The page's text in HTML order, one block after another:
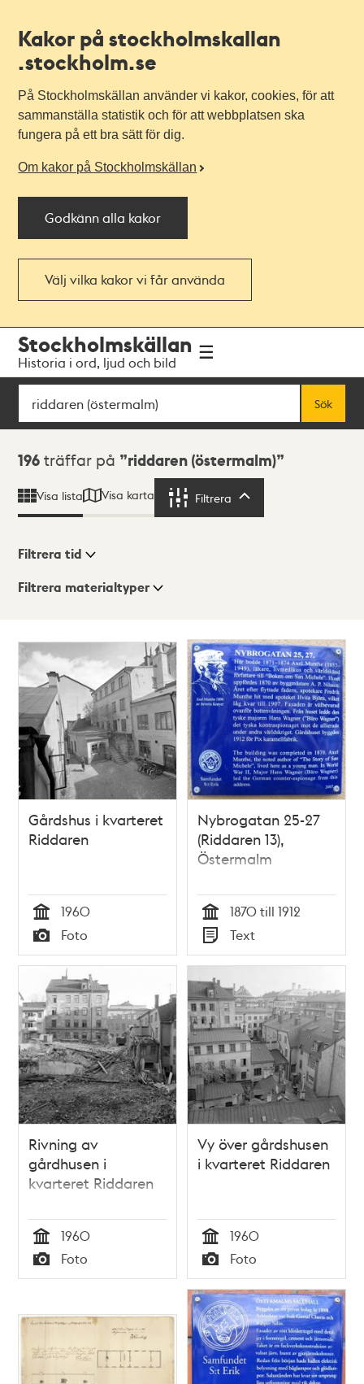
Kakor på stockholmskallan
.stockholm.se
På Stockholmskällan använder vi kakor, cookies, för att
sammanställa statistik och för att webbplatsen ska
fungera på ett bra sätt för dig.
Om kakor på Stockholmskällan
Godkänn alla kakor
Välj vilka kakor vi får använda
navigationen
huvudinnehållet
Stockholmskällan
Historia i ord, ljud och bild
Sök
Sök
Sökresultat
196 träffar på riddaren (östermalm)
Visa lista Visa karta Filtrera
Visningsläge
Lista
Karta
Filtrera tid
Filtrera materialtyper
Gårdshus i kvarteret
Riddaren
Tid
1960
Typ
Foto
Nybrogatan 25-27
(Riddaren 13),
Östermalm
Tid
1870 till 1912
Typ
Text
Rivning av
gårdhusen i
kvarteret Riddaren
Tid
1960
Typ
Foto
Vy över gårdshusen
i kvarteret Riddaren
Tid
1960
Typ
Foto